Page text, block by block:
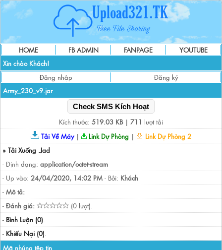
HOME FB ADMIN FANPAGE
YOUTUBE
Xin chào Khách!
Đăng nhập
Đăng ký
Army_230_v9.jar
Check SMS Kích Hoạt
Kích thước: 519.03 KB| 711 lượt tải
Tải Về Máy| Link Dự Phòng |
Link Dự Phòng 2
» Tải Xuống .Jad
- Định dạng: application/octet-stream
- Up vào: 24/04/2020, 14:02 PM - Bởi: Khách
- Mô tả:
- Đánh giá:
(0 lượt).
- Bình Luận (0).
- Khiếu Nại (0).
Mã nhúng tệp tin